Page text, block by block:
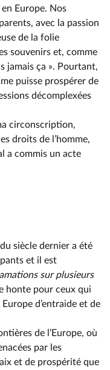
Europe. Nos
avec la passion
de la folie
souvenirs et, comme
jamais ça ». Pourtant,
puisse prospérer de
décomplexées
circonscription,
droits de l’homme,
a commis un acte
siècle dernier a été
et il est
sur plusieurs
honte pour ceux qui
d’entraide et de
de l’Europe, où
par les
et de prospérité que